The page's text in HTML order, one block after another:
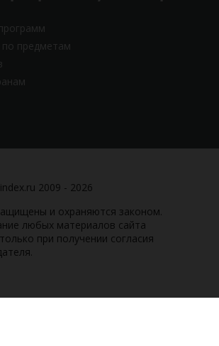
предметам
2009 - 2026
и охраняются законом.
любых материалов сайта
при получении согласия